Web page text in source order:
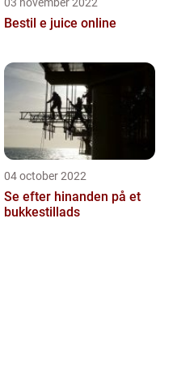
Bestil e juice online
04 october 2022
Se efter hinanden på et
bukkestillads